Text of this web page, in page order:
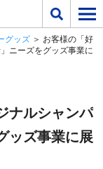
グッズ ＞ お客様の「好
ニーズをグッズ事業に
ナルシャンパ
ッズ事業に展